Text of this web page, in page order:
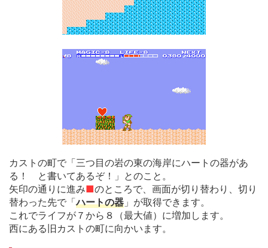
カストの町で「三つ目の岩の東の海岸にハートの器があ
る！ と書いてあるぞ！」とのこと。
矢印の通りに進み■のところで、画面が切り替わり、切り
替わった先で「ハートの器 」が取得できます。
これでライフが７から８（最大値）に増加します。
西にある旧カストの町に向かいます。